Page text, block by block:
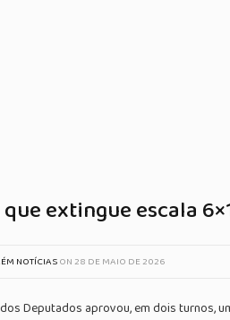
que extingue escala
NOTÍCIASON28 DE MAIO DE 2026
Deputados aprovou, em dois turnos,